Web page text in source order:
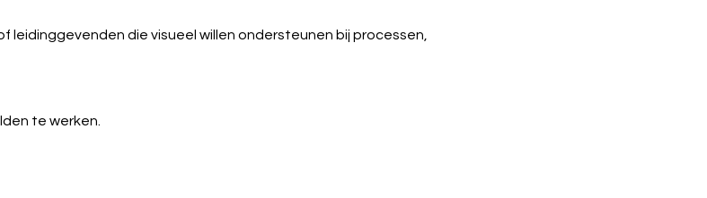
die visueel willen ondersteunen bij processen,
te werken.